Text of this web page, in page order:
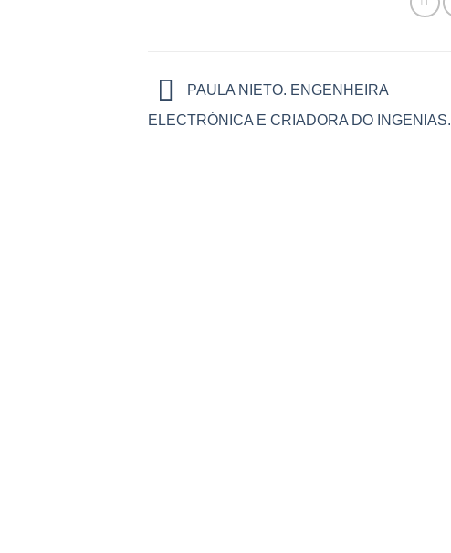
PAULA NIETO. ENGENHEIRA
ELECTRÓNICA E CRIADORA DO INGENIAS.